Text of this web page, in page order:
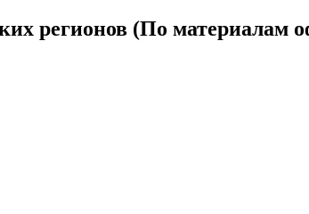
регионов (По материалам